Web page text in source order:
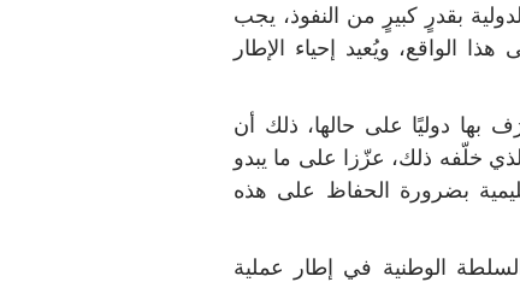
بقدرٍ كبيرٍ من النفوذ، يجب
الواقع، ويُعيد إحياء الإطار
بها دوليًا على حالها، ذلك أن
خلّفه ذلك، عزّزا على ما يبدو
بضرورة الحفاظ على هذه
الوطنية في إطار عملية